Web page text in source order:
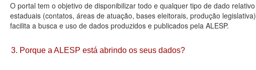
O portal tem o objetivo de disponibilizar todo e qualquer tipo de dado
estaduais (contatos, áreas de atuação, bases eleitorais, produção
facilita a busca e uso de dados produzidos e publicados pela ALESP.
3. Porque a ALESP está abrindo os seus dados?